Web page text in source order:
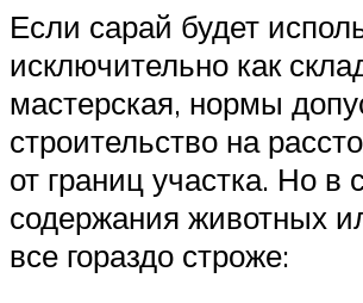
Если сарай будет
исключительно как
мастерская, нормы
строительство на
от границ участка. Но в
содержания животных
все гораздо строже: